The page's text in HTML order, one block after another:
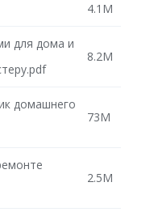
4.1M
для дома и
8.2M
домашнего
73M
2.5M